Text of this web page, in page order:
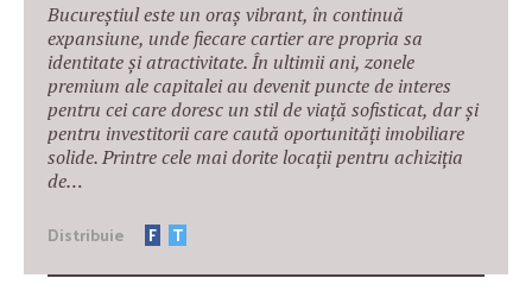
Bucureștiul este un oraș vibrant, în continuă
expansiune, unde fiecare cartier are propria sa
identitate și atractivitate. În ultimii ani, zonele
premium ale capitalei au devenit puncte de interes
pentru cei care doresc un stil de viață sofisticat, dar și
pentru investitorii care caută oportunități imobiliare
solide. Printre cele mai dorite locații pentru achiziția
de…
Distribuie F T